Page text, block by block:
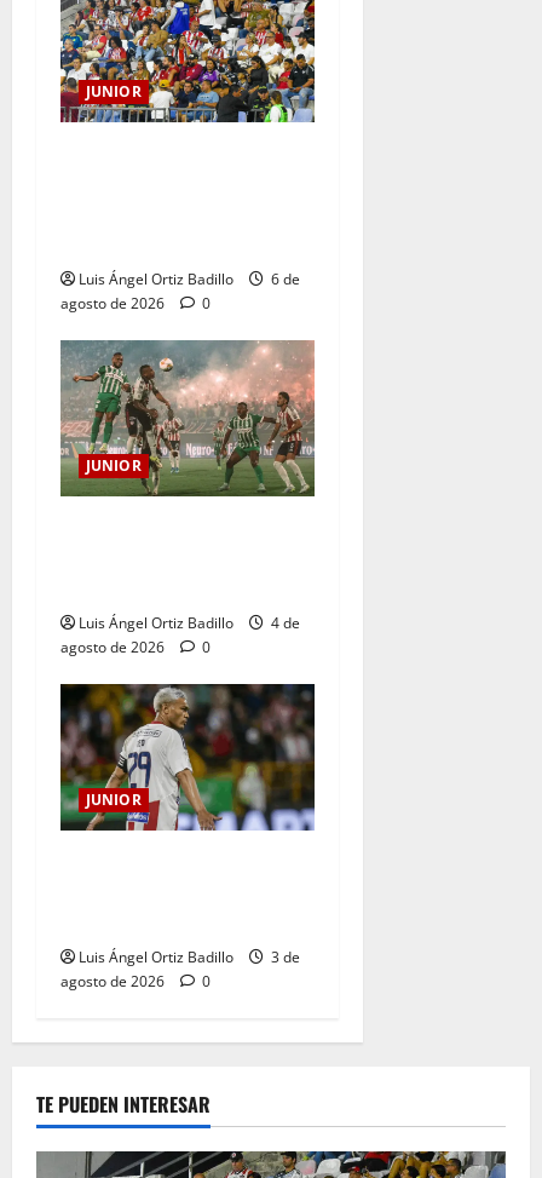
JUNIOR
Luis Ángel Ortiz Badillo
6 de
agosto de 2026
0
JUNIOR
Luis Ángel Ortiz Badillo
4 de
agosto de 2026
0
JUNIOR
Luis Ángel Ortiz Badillo
3 de
agosto de 2026
0
TE PUEDEN INTERESAR